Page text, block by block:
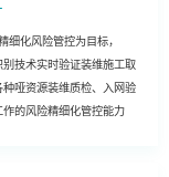
细化风险管控为目标，
技术实时验证装维施工取
哑资源装维质检、入网验
的风险精细化管控能力